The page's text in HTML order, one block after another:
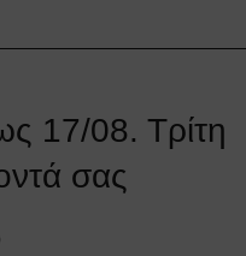
17/08. Τρίτη
σας